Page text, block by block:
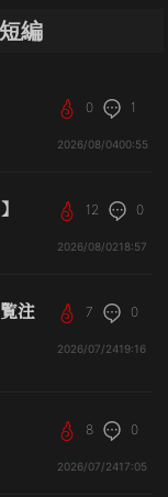
編
0 1
2026/08/0400:55
12 0
2026/08/0218:57
注 7 0
2026/07/2419:16
8 0
2026/07/2417:05